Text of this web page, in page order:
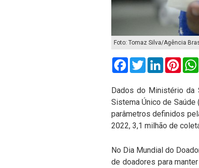
Foto: Tomaz Silva/Agência
FacebookTwitterLinkedIn
Dados do Ministério da
Sistema Único de Saúde
parâmetros definidos
2022, 3,1 milhão de
No Dia Mundial do
de doadores para